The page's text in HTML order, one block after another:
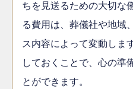
ちを見送るための大切な
る費用は、葬儀社や地域
ス内容によって変動しま
しておくことで、心の準
とができます。